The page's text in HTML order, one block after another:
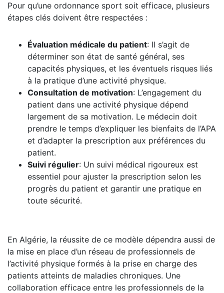
Pour qu’une ordonnance sport soit efficace, plusieurs
étapes clés doivent être respectées :
Évaluation médicale du patient: Il s’agit de
déterminer son état de santé général, ses
capacités physiques, et les éventuels risques liés
à la pratique d’une activité physique.
Consultation de motivation: L’engagement du
patient dans une activité physique dépend
largement de sa motivation. Le médecin doit
prendre le temps d’expliquer les bienfaits de l’APA
et d’adapter la prescription aux préférences du
patient.
Suivi régulier: Un suivi médical rigoureux est
essentiel pour ajuster la prescription selon les
progrès du patient et garantir une pratique en
toute sécurité.
En Algérie, la réussite de ce modèle dépendra aussi de
la mise en place d’un réseau de professionnels de
l’activité physique formés à la prise en charge des
patients atteints de maladies chroniques. Une
collaboration efficace entre les professionnels de la